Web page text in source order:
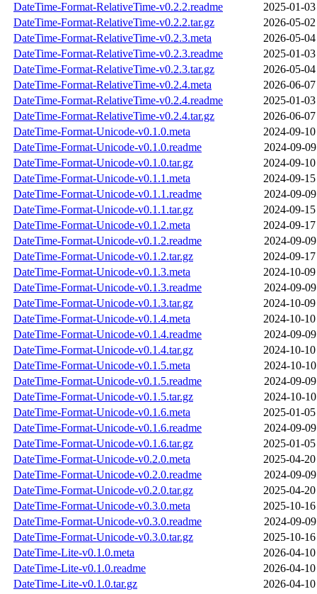
DateTime-Format-RelativeTime-v0.2.2.readme
2025-01-
DateTime-Format-RelativeTime-v0.2.2.tar.gz
2026-05-
DateTime-Format-RelativeTime-v0.2.3.meta
2026-05-
DateTime-Format-RelativeTime-v0.2.3.readme
2025-01-
DateTime-Format-RelativeTime-v0.2.3.tar.gz
2026-05-
DateTime-Format-RelativeTime-v0.2.4.meta
2026-06-
DateTime-Format-RelativeTime-v0.2.4.readme
2025-01-
DateTime-Format-RelativeTime-v0.2.4.tar.gz
2026-06-
DateTime-Format-Unicode-v0.1.0.meta
2024-09-
DateTime-Format-Unicode-v0.1.0.readme
2024-09-
DateTime-Format-Unicode-v0.1.0.tar.gz
2024-09-
DateTime-Format-Unicode-v0.1.1.meta
2024-09-
DateTime-Format-Unicode-v0.1.1.readme
2024-09-
DateTime-Format-Unicode-v0.1.1.tar.gz
2024-09-
DateTime-Format-Unicode-v0.1.2.meta
2024-09-
DateTime-Format-Unicode-v0.1.2.readme
2024-09-
DateTime-Format-Unicode-v0.1.2.tar.gz
2024-09-
DateTime-Format-Unicode-v0.1.3.meta
2024-10-
DateTime-Format-Unicode-v0.1.3.readme
2024-09-
DateTime-Format-Unicode-v0.1.3.tar.gz
2024-10-
DateTime-Format-Unicode-v0.1.4.meta
2024-10-
DateTime-Format-Unicode-v0.1.4.readme
2024-09-
DateTime-Format-Unicode-v0.1.4.tar.gz
2024-10-
DateTime-Format-Unicode-v0.1.5.meta
2024-10-
DateTime-Format-Unicode-v0.1.5.readme
2024-09-
DateTime-Format-Unicode-v0.1.5.tar.gz
2024-10-
DateTime-Format-Unicode-v0.1.6.meta
2025-01-
DateTime-Format-Unicode-v0.1.6.readme
2024-09-
DateTime-Format-Unicode-v0.1.6.tar.gz
2025-01-
DateTime-Format-Unicode-v0.2.0.meta
2025-04-
DateTime-Format-Unicode-v0.2.0.readme
2024-09-
DateTime-Format-Unicode-v0.2.0.tar.gz
2025-04-
DateTime-Format-Unicode-v0.3.0.meta
2025-10-
DateTime-Format-Unicode-v0.3.0.readme
2024-09-
DateTime-Format-Unicode-v0.3.0.tar.gz
2025-10-
DateTime-Lite-v0.1.0.meta
2026-04-
DateTime-Lite-v0.1.0.readme
2026-04-
DateTime-Lite-v0.1.0.tar.gz
2026-04-